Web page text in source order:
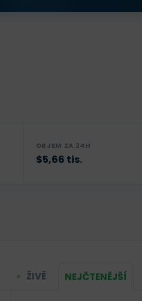
OBJEM ZA 24H
$5,66 tis.
ŽIVĚ NEJČTENĚJŠÍ